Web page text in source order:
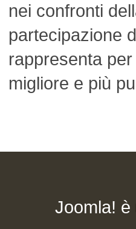
nei confronti
partecipazione
rappresenta
migliore e più
Joomla! è